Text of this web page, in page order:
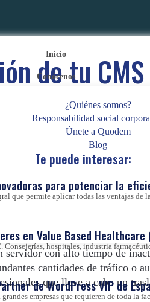
Inicio
Conócenos
¿Quiénes somos?
Responsabilidad social
Únete a Quodem
Blog
Te puede interesar:
para potenciar la
que permite aplicar todas las ventajas de
en Value Based Healthcare
hospitales, industria
de WordPress VIP de
empresas que requieren de toda la
de tu
tediosa y compleja, pero
en la nueva era digital.
servidor con alto tiempo de
cantidades de tráfico o
que lleve a cabo un